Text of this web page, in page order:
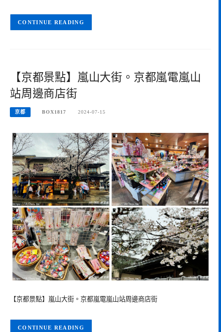
CONTINUE READING
【京都景點】嵐山大街。京都嵐電嵐山
站周邊商店街
京都 BOX1817 2024-07-15
【京都景點】嵐山大街。京都嵐電嵐山站周邊商店街
CONTINUE READING